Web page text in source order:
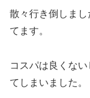
散々行き倒しま
てます。
コスパは良くな
てしまいました。